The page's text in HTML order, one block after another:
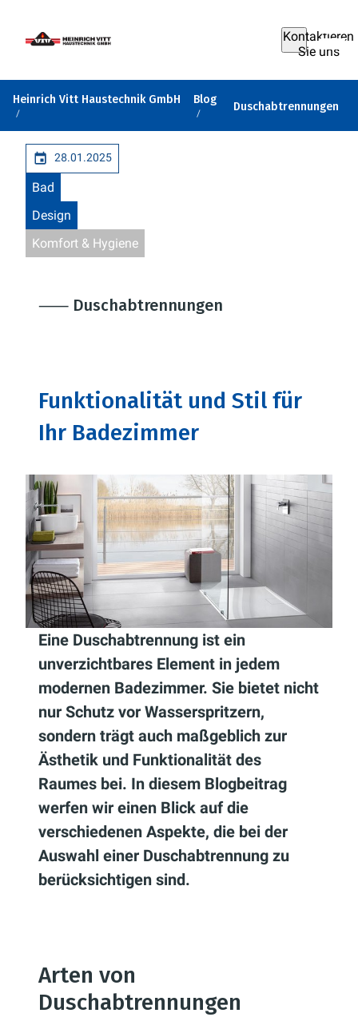
Kontaktieren
Sie uns
Heinrich Vitt Haustechnik GmbH Blog Duschabtrennungen
28.01.2025
Bad
Design
Komfort & Hygiene
⸺ Duschabtrennungen
Funktionalität und Stil für
Ihr Badezimmer
Eine Duschabtrennung ist ein
unverzichtbares Element in jedem
modernen Badezimmer. Sie bietet nicht
nur Schutz vor Wasserspritzern,
sondern trägt auch maßgeblich zur
Ästhetik und Funktionalität des
Raumes bei. In diesem Blogbeitrag
werfen wir einen Blick auf die
verschiedenen Aspekte, die bei der
Auswahl einer Duschabtrennung zu
berücksichtigen sind.
Arten von
Duschabtrennungen